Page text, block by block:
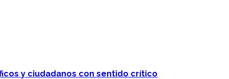
y ciudadanos con sentido crítico